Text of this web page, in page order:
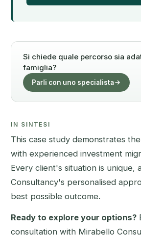
Si chiede quale percorso sia
famiglia?
Parli con uno specialista
IN SINTESI
This case study demonstrates
with experienced investment
Every client's situation is unique,
Consultancy's personalised
best possible outcome.
Ready to explore your options?
consultation with Mirabello